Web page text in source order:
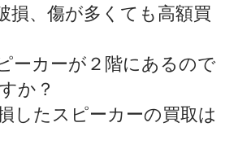
損、傷が多くても高額買
ーカーが２階にあるので
か？
したスピーカーの買取は